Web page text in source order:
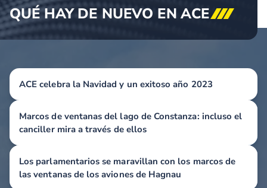
QUÉ HAY DE NUEVO ENACE
ACE celebra la Navidad y un exitoso año 2023
Marcos de ventanas del lago de Constanza: incluso el
canciller mira a través de ellos
Los parlamentarios se maravillan con los marcos de
las ventanas de los aviones de Hagnau